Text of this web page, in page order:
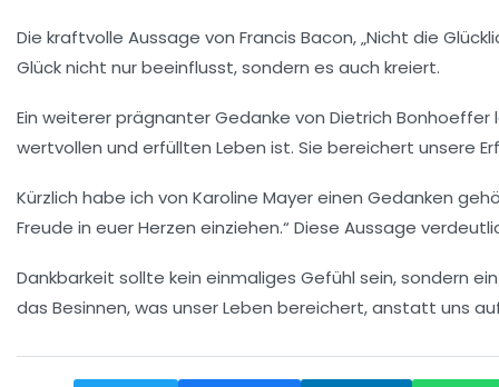
Die kraftvolle Aussage von Francis Bacon, „Nicht die
Glücknicht nur beeinflusst, sondern es auch kreiert.
Ein weiterer prägnanter Gedanke von Dietrich
wertvollen und erfüllten Leben ist. Sie bereichert unsere
Kürzlich habe ich von Karoline Mayer einen Gedanken
Freude in euer Herzen einziehen.“ Diese Aussage
Dankbarkeit sollte kein einmaliges Gefühl sein, sondern
das Besinnen, was unserLeben bereichert, anstatt uns